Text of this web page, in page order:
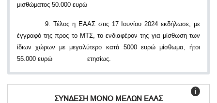
μισθώματος 50.000 ευρώ
9. Τέλος η ΕΑΑΣ στις 17 Ιουνίου 2024 εκδήλωσε, με
έγγραφό της προς το ΜΤΣ, το ενδιαφέρον της για μίσθωση των
ίδιων χώρων με μεγαλύτερο κατά 5000 ευρώ μίσθωμα, ήτοι
55.000 ευρώ ετησίως.
i
ΣΥΝΔΕΣΗ ΜΟΝΟ ΜΕΛΩΝ ΕΑΑΣ